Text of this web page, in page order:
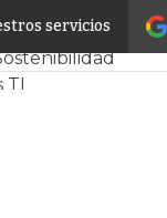
servicios
y Mercado
TI